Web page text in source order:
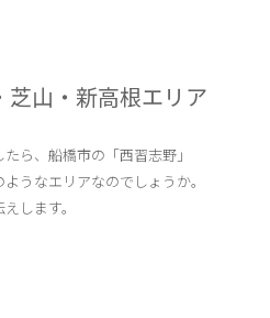
芝山・新高根エリア
ら、船橋市の「西習志野」
うなエリアなのでしょうか。
します。